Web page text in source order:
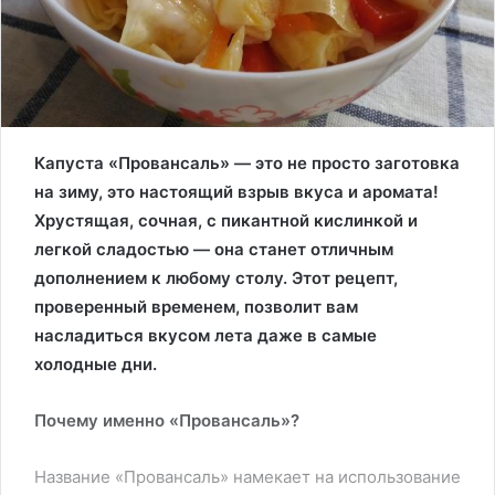
Капуста «Провансаль» — это не просто заготовка
на зиму, это настоящий взрыв вкуса и аромата!
Хрустящая, сочная, с пикантной кислинкой и
легкой сладостью — она станет отличным
дополнением к любому столу. Этот рецепт,
проверенный временем, позволит вам
насладиться вкусом лета даже в самые
холодные дни.
Почему именно «Провансаль»?
Название «Провансаль» намекает на использование